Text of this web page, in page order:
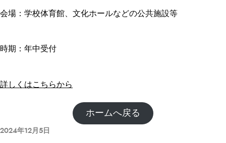
会場：学校体育館、文化ホールなどの公共施設等
時期：年中受付
詳しくはこちらから
ホームへ戻る
2024年12月5日